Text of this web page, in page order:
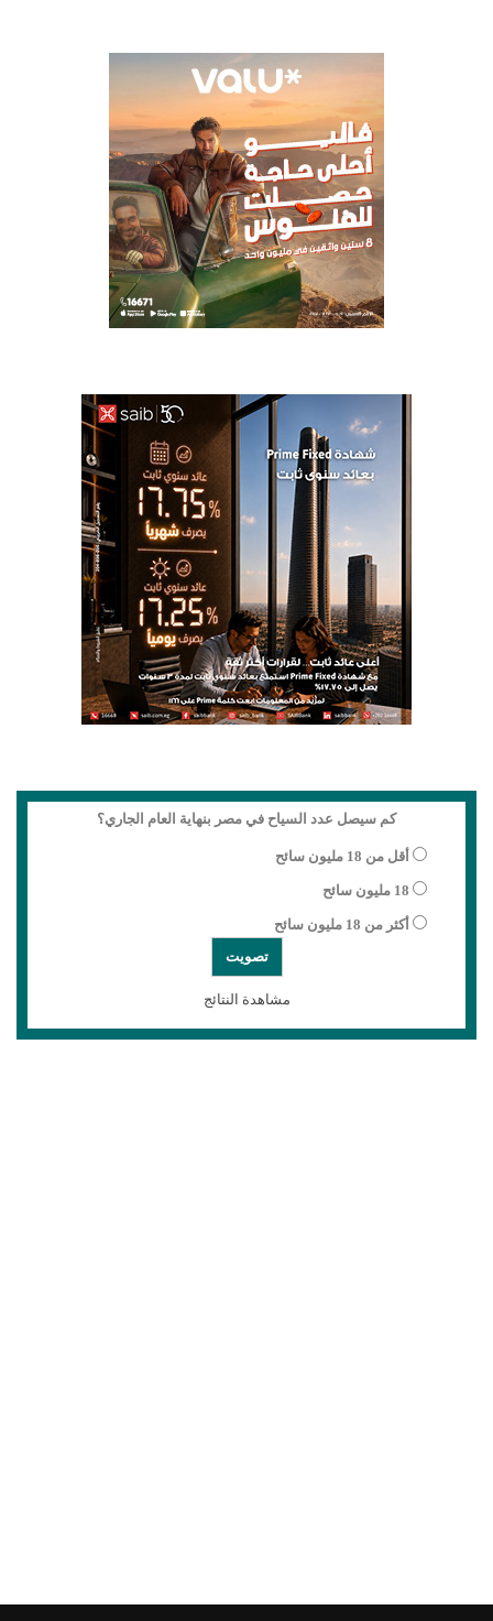
كم سيصل عدد السياح في مصر بنهاية العام الجاري؟
أقل من 18 مليون سائح
18 مليون سائح
أكثر من 18 مليون سائح
مشاهدة النتائج